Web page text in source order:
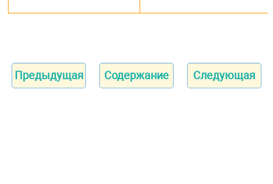
Предыдущая Содержание Следующая